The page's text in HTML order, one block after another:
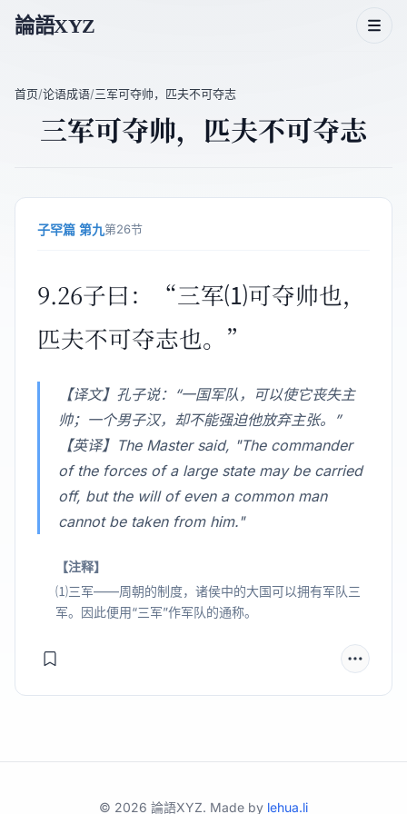
論語XYZ
论语二十篇
首页/论语成语/三军可夺帅，匹夫不可夺志
三军可夺帅，匹夫不可夺志
子罕篇 第九第26节
9.26子曰：“三军⑴可夺帅也，
匹夫不可夺志也。”
【译文】孔子说：“一国军队，可以使它丧失主
帅；一个男子汉，却不能强迫他放弃主张。”
【英译】The Master said, "The commander
of the forces of a large state may be carried
off, but the will of even a common man
cannot be taken from him."
【注释】
⑴三军——周朝的制度，诸侯中的大国可以拥有军队三
军。因此便用“三军”作军队的通称。
© 2026 論語XYZ. Made by lehua.li